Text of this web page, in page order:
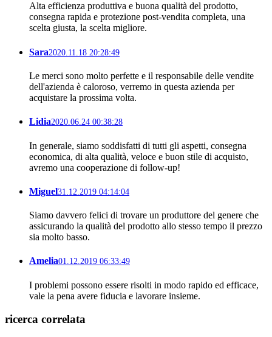
Alta efficienza produttiva e buona qualità del prodotto,
consegna rapida e protezione post-vendita completa, una
scelta giusta, la scelta migliore.
Sara2020.11.18 20:28:49
Le merci sono molto perfette e il responsabile delle vendite
dell'azienda è caloroso, verremo in questa azienda per
acquistare la prossima volta.
Lidia2020.06.24 00:38:28
In generale, siamo soddisfatti di tutti gli aspetti, consegna
economica, di alta qualità, veloce e buon stile di acquisto,
avremo una cooperazione di follow-up!
Miguel31.12.2019 04:14:04
Siamo davvero felici di trovare un produttore del genere che
assicurando la qualità del prodotto allo stesso tempo il prezzo
sia molto basso.
Amelia01.12.2019 06:33:49
I problemi possono essere risolti in modo rapido ed efficace,
vale la pena avere fiducia e lavorare insieme.
ricerca correlata